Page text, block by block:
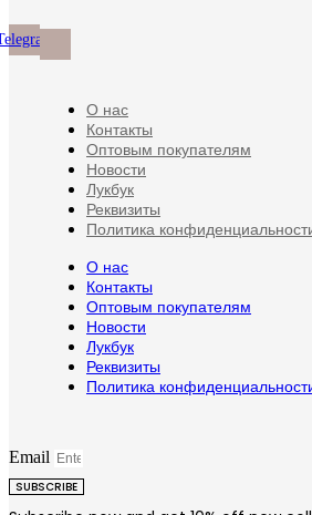
странице
О нас
Контакты
Оптовым покупателям
Новости
Лукбук
Реквизиты
Политика
О нас
Контакты
Оптовым покупателям
Новости
Лукбук
Реквизиты
Политика
Email
SUBSCRIBE